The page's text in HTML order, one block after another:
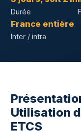
Durée
France entière
Inter / intra
Utilisation
ETCS